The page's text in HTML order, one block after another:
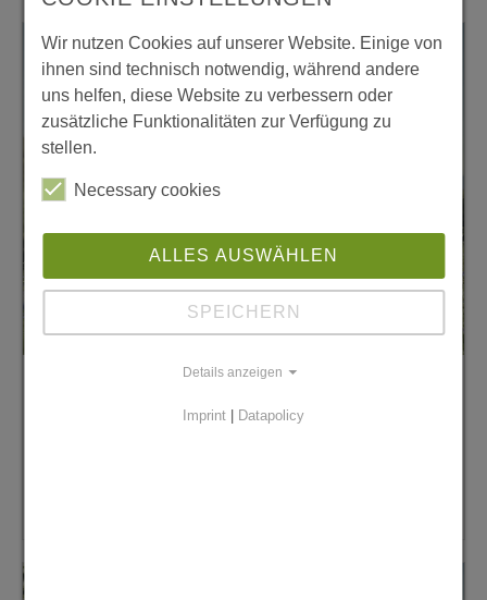
Schriftführerin / KEM Managerin
Wir nutzen Cookies auf unserer Website. Einige von
ihnen sind technisch notwendig, während andere
uns helfen, diese Website zu verbessern oder
zusätzliche Funktionalitäten zur Verfügung zu
stellen.
Necessary cookies
ALLES AUSWÄHLEN
SPEICHERN
Details anzeigen
Imprint | Datapolicy